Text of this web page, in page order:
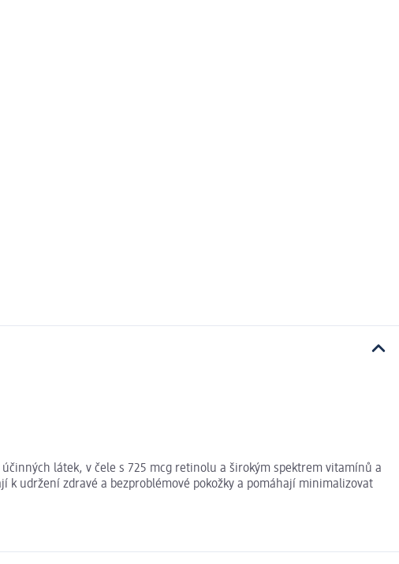
látek, v čele s 725 mcg retinolu a širokým spektrem vitamínů a
udržení zdravé a bezproblémové pokožky a pomáhají minimalizovat